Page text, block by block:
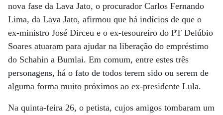
nova fase da Lava Jato, o procurador Carlos Fernando
Lima, da Lava Jato, afirmou que há indícios de que o
ex-ministro José Dirceu e o ex-tesoureiro do PT Delúbio
Soares atuaram para ajudar na liberação do empréstimo
do Schahin a Bumlai. Em comum, entre estes três
personagens, há o fato de todos terem sido ou serem de
alguma forma muito próximos ao ex-presidente Lula.
Na quinta-feira 26, o petista, cujos amigos tombaram um